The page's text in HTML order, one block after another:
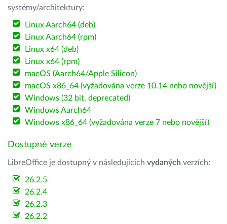
systémy/architektury:
Linux Aarch64 (deb)
Linux Aarch64 (rpm)
Linux x64 (deb)
Linux x64 (rpm)
macOS (Aarch64/Apple Silicon)
macOS x86_64 (vyžadována verze 10.14 nebo novější)
Windows (32 bit, deprecated)
Windows Aarch64
Windows x86_64 (vyžadována verze 7 nebo novější)
Dostupné verze
LibreOffice je dostupný v následujících vydaných verzích:
26.2.5
26.2.4
26.2.3
26.2.2